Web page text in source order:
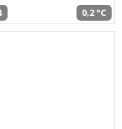
0,2 °C